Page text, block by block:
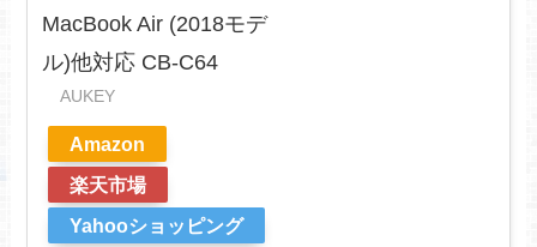
MacBook Air (2018モデ
ル)他対応 CB-C64
AUKEY
Amazon
楽天市場
Yahooショッピング